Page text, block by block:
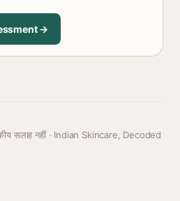
→
सलाह नहीं · Indian Skincare, Decoded